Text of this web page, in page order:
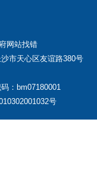
网站找错
市天心区友谊路380号
：bm07180001
号